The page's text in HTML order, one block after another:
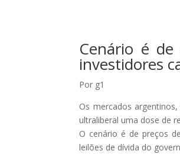
Cenário é
investidores
Por g1
Os mercados argentinos,
ultraliberal uma dose de
O cenário é de preços
leilões de dívida do